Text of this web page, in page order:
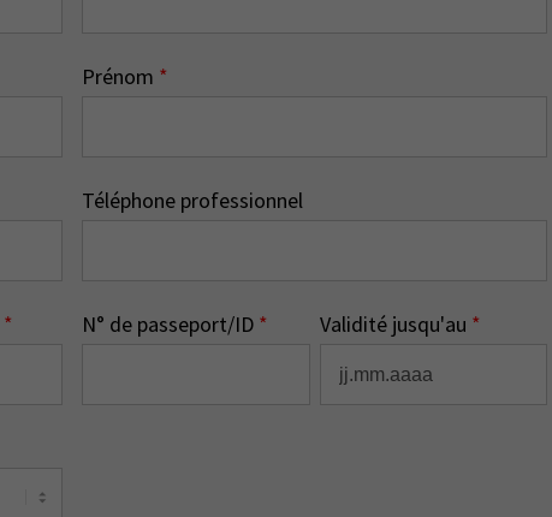
Prénom *
Téléphone professionnel
* N° de passeport/ID * Validité jusqu'au *